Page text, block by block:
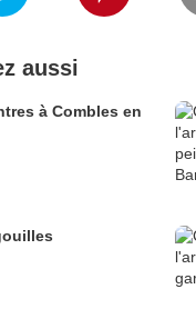
aussi
à Combles en